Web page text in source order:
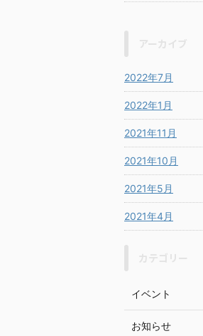
2022年7月
2022年1月
2021年11月
2021年10月
2021年5月
2021年4月
イベント
お知らせ